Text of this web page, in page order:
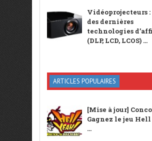
Vidéoprojecteurs :
des dernières
technologies
(DLP, LCD, LCOS) ...
ARTICLES POPULAIRES
[Mise à jour]
Gagnez le jeu
...